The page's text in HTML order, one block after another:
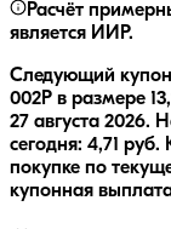
Расчёт
является ИИР.
Следующий
002P в размере
27 августа 2026.
сегодня: 4,71 руб.
покупке по
купонная